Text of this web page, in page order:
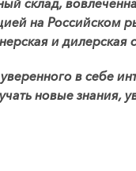
склад,
на Российском
и дилерская
в себе
новые знания,